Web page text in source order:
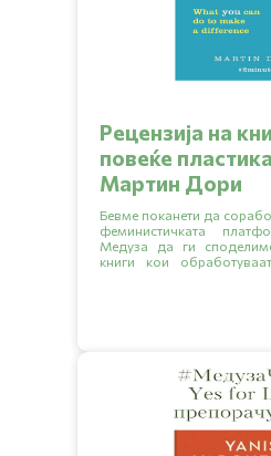
Рецензија на
повеќе
Мартин Дори
Бевме поканети да
феминистичката
Медуза да ги
книги кои